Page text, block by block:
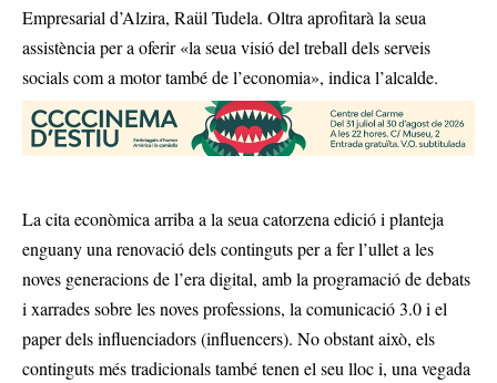
Empresarial d’Alzira, Raül Tudela. Oltra aprofitarà la seua
assistència per a oferir «la seua visió del treball dels serveis
socials com a motor també de l’economia», indica l’alcalde.
La cita econòmica arriba a la seua catorzena edició i planteja
enguany una renovació dels continguts per a fer l’ullet a les
noves generacions de l’era digital, amb la programació de debats
i xarrades sobre les noves professions, la comunicació 3.0 i el
paper dels influenciadors (influencers). No obstant això, els
continguts més tradicionals també tenen el seu lloc i, una vegada